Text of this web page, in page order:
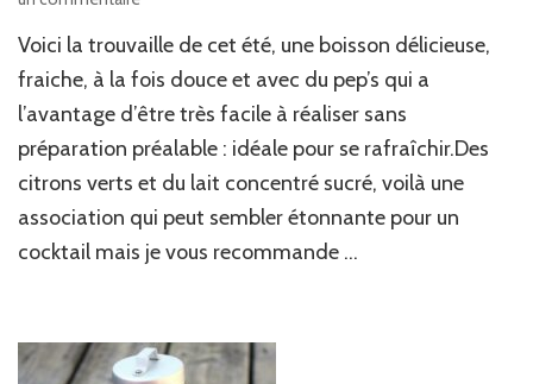
brésilienne
(aux
verts)
Voici la trouvaille de cet été, une boisson délicieuse,
fraiche, à la fois douce et avec du pep’s qui a
l’avantage d’être très facile à réaliser sans
préparation préalable : idéale pour se rafraîchir.Des
citrons verts et du lait concentré sucré, voilà une
association qui peut sembler étonnante pour un
cocktail mais je vous recommande …